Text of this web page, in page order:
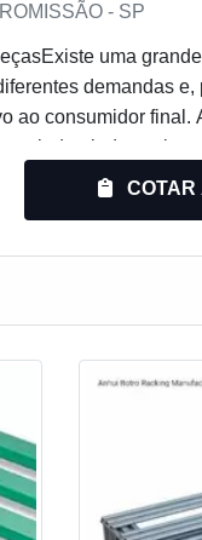
- SP
uma
demandas
ao consumidor final.
ainda assim
feito de ferro é um
COTAR